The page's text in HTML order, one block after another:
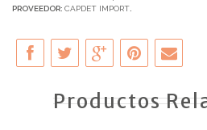
PROVEEDOR: CAPDET IMPORT
Productos